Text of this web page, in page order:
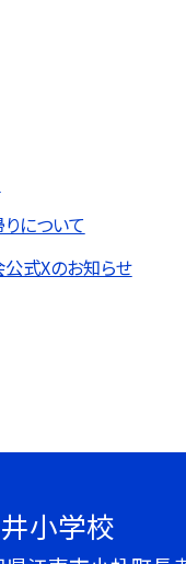
について
式Xのお知らせ
小学校